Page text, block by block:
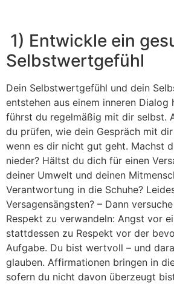
1) Entwickle ein
Selbstwertgefühl
Dein Selbstwertgefühl und dein
entstehen aus einem inneren Dialog
führst du regelmäßig mit dir selbst.
du prüfen, wie dein Gespräch mit
wenn es dir nicht gut geht. Machst
nieder? Hältst du dich für einen
deiner Umwelt und deinen
Verantwortung in die Schuhe?
Versagensängsten? – Dann
Respekt zu verwandeln: Angst vor
stattdessen zu Respekt vor der
Aufgabe. Du bist wertvoll – und
glauben. Affirmationen bringen in
sofern du nicht davon überzeugt